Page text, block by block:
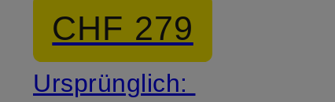
CHF 279
Ursprünglich: